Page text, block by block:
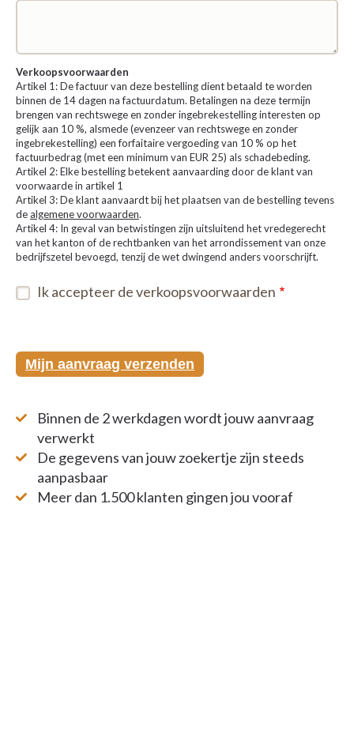
Verkoopsvoorwaarden
Artikel 1: De factuur van deze bestelling dient betaald te worden
binnen de 14 dagen na factuurdatum. Betalingen na deze termijn
brengen van rechtswege en zonder ingebrekestelling interesten op
gelijk aan 10 %, alsmede (evenzeer van rechtswege en zonder
ingebrekestelling) een forfaitaire vergoeding van 10 % op het
factuurbedrag (met een minimum van EUR 25) als schadebeding.
Artikel 2: Elke bestelling betekent aanvaarding door de klant van
voorwaarde in artikel 1
Artikel 3: De klant aanvaardt bij het plaatsen van de bestelling tevens
dealgemene voorwaarden.
Artikel 4: In geval van betwistingen zijn uitsluitend het vredegerecht
van het kanton of de rechtbanken van het arrondissement van onze
bedrijfszetel bevoegd, tenzij de wet dwingend anders voorschrijft.
Ik accepteer de verkoopsvoorwaarden
Binnen de 2 werkdagen wordt jouw aanvraag
verwerkt
De gegevens van jouw zoekertje zijn steeds
aanpasbaar
Meer dan 1.500 klanten gingen jou vooraf